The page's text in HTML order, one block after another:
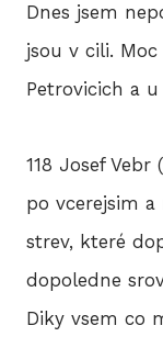
Dnes jsem
jsou v cili.
Petrovicich a
118 Josef Vebr
po vcerejsim
strev, které
dopoledne
Diky vsem co